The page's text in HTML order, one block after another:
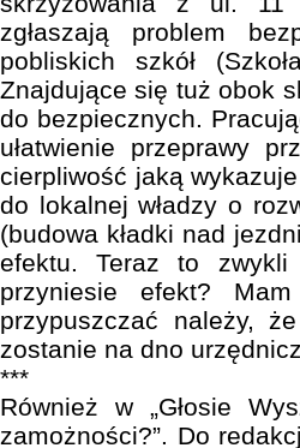
zgłaszają problem
pobliskich szkół
Znajdujące się tuż obok
do bezpiecznych.
ułatwienie przeprawy
cierpliwość jaką
do lokalnej władzy o
(budowa kładki nad
efektu. Teraz to
przyniesie efekt?
przypuszczać należy,
zostanie na dno
***
Również w „Głosie
zamożności?”. Do